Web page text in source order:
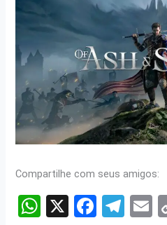
Compartilhe com seus amigos:
W X
F
T
E